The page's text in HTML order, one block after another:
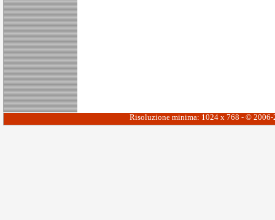
Risoluzione minima: 1024 x 768 - ©